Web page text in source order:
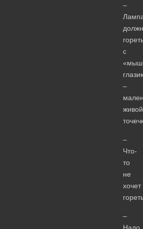
–
с
–
живой
–
Что-
то
не
хочет
–
Надо